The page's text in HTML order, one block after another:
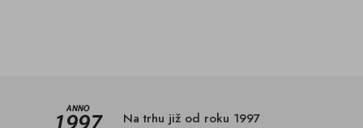
Na trhu již od roku 1997